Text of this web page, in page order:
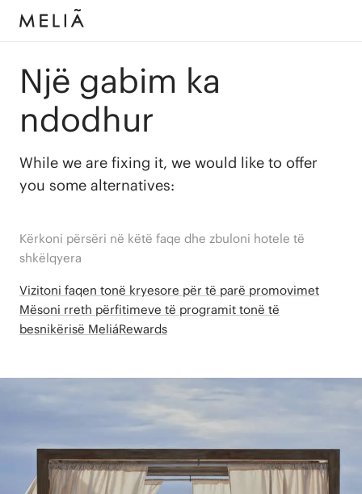
Një gabim ka
ndodhur
While we are fixing it, we would like to offer
you some alternatives:
Kërkoni përsëri në këtë faqe dhe zbuloni hotele të
shkëlqyera
Vizitoni faqen tonë kryesore për të parë promovimet
Mësoni rreth përfitimeve të programit tonë të
besnikërisë MeliáRewards